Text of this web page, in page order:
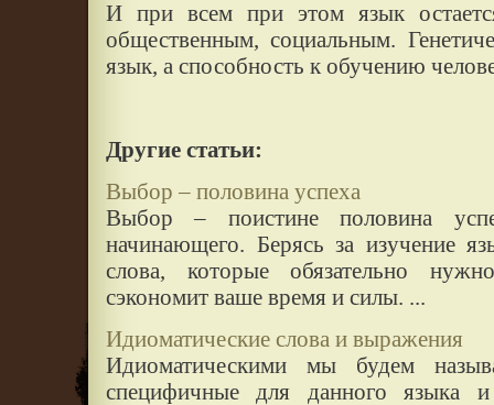
И при всем при этом язык
общественным, социальным.
язык, а способность к обучению
Другие статьи:
Выбор – половина успеха
Выбор – поистине половина
начинающего. Берясь за изучение
слова, которые обязательно
сэкономит ваше время и силы. ...
Идиоматические слова и выражения
Идиоматическими мы будем
специфичные для данного языка